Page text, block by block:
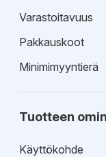
Varastoitavuus
Pakkauskoot
Minimimyyntierä
Tuotteen
Käyttökohde